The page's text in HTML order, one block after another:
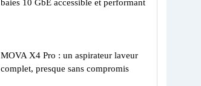
baies 10 GbE accessible et performant
MOVA X4 Pro : un aspirateur laveur
complet, presque sans compromis